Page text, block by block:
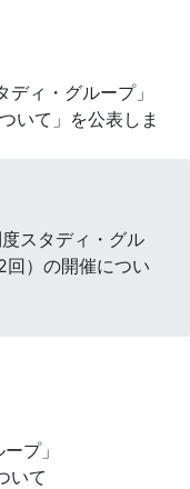
スタディ・グル
回）の開催につい
プ」
いて